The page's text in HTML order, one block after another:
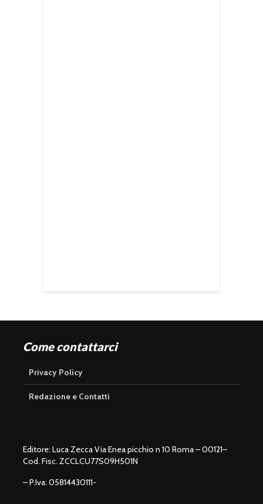
Come contattarci
Privacy Policy
Redazione e Contatti
Editore: Luca Zecca Via Enea picchio n 10 Roma – 00121–
Cod. Fisc. ZCCLCU77S09H501N
– P.Iva: 05814430111-